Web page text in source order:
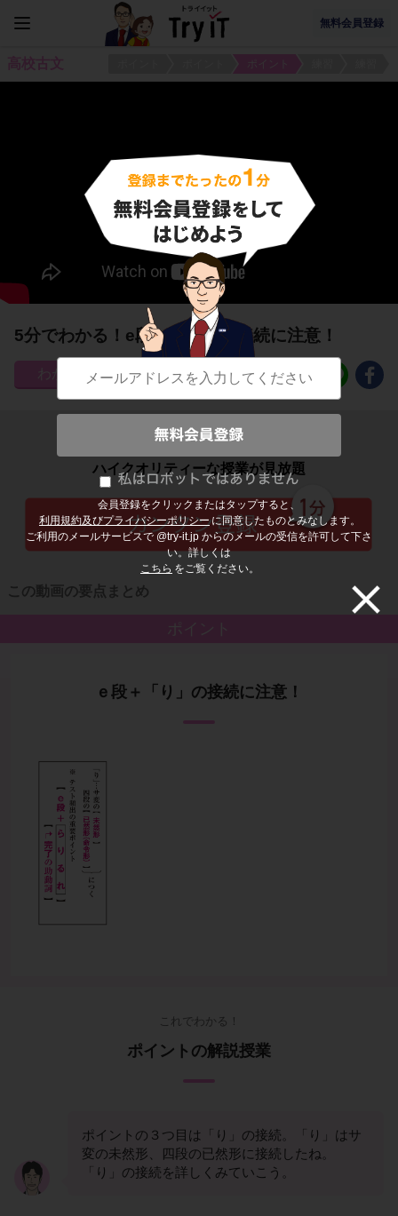
無料会員登録
会員登録をクリックまたはタップすると、
利用規約及びプライバシーポリシー に同意したものとみなします。
ご利用のメールサービスで @try-it.jp からのメールの受信を許可して下さ
い。詳しくは
こちら をご覧ください。
高校古文
5分でわかる！e段＋「り」の接続に注意！
61
子どもの勉強から大人の学び直しまで
ハイクオリティーな授業が見放題
この動画の要点まとめ
ポイント
ｅ段＋「り」の接続に注意！
これでわかる！
ポイントの解説授業
ポイントの３つ目は「り」の接続。「り」はサ
変の未然形、四段の已然形に接続したね。
「り」の接続を詳しくみていこう。